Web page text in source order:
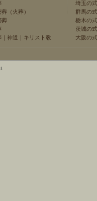
（火葬）
葬
｜ 神道 ｜ キリスト教
埼玉の
群馬の
栃木の
茨城の
大阪の